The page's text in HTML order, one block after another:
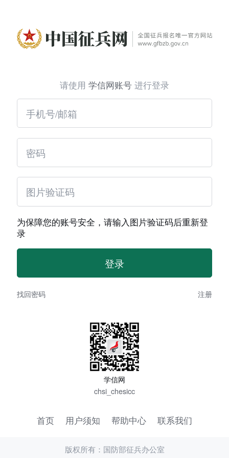
请使用 学信网账号 进行登录
为保障您的账号安全，请输入图片验证码后重新登
录
找回密码 注册
学信网
chsi_chesicc
首页 用户须知 帮助中心 联系我们
版权所有：国防部征兵办公室